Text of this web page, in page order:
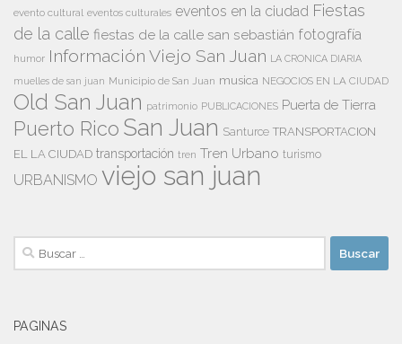
evento cultural eventos culturales eventos en la ciudad Fiestas
de la calle fiestas de la calle san sebastián fotografía
humor Información Viejo San Juan LA CRONICA DIARIA
muelles de san juan Municipio de San Juan musica NEGOCIOS EN LA CIUDAD
Old San Juan patrimonio PUBLICACIONES Puerta de Tierra
Puerto Rico San Juan Santurce TRANSPORTACION
EL LA CIUDAD transportación tren Tren Urbano turismo
URBANISMO viejo san juan
Buscar:
PAGINAS